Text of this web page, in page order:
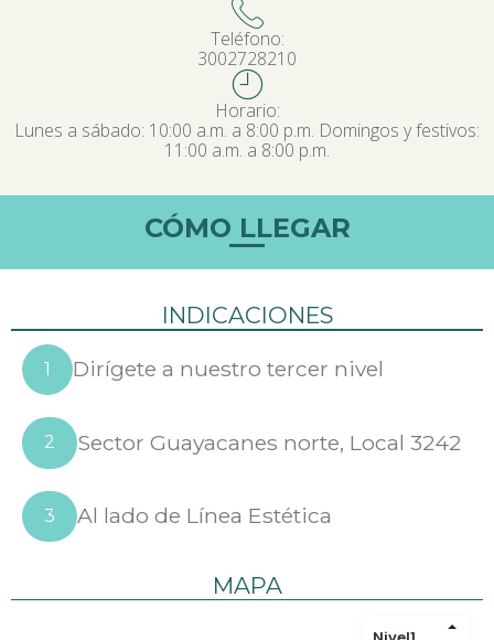
Teléfono:
3002728210
Horario:
Lunes a sábado: 10:00 a.m. a 8:00 p.m. Domingos y festivos:
11:00 a.m. a 8:00 p.m.
CÓMO LLEGAR
INDICACIONES
1 Dirígete a nuestro tercer nivel
2 Sector Guayacanes norte, Local 3242
3 Al lado de Línea Estética
MAPA